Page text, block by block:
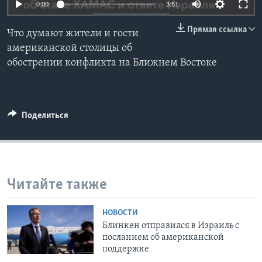
СОЦИАЛЬНЫЕ СЕТИ
0:00 3:51
Прямая ссылка
Что думают жители и гости
американской столицы об
обострении конфликта на Ближнем Востоке
Поделиться
Читайте также
НОВОСТИ
Блинкен отправился в Израиль с
посланием об американской
поддержке